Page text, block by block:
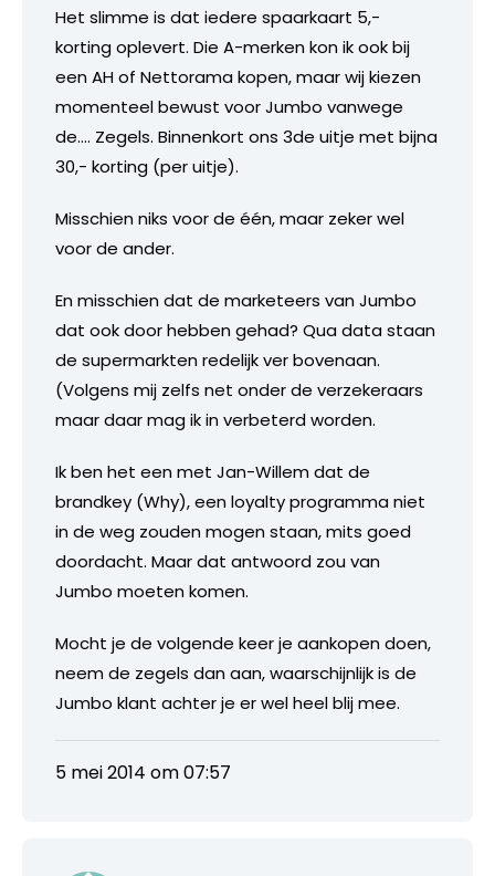
Het slimme is dat iedere spaarkaart 5,-
korting oplevert. Die A-merken kon ik ook bij
een AH of Nettorama kopen, maar wij kiezen
momenteel bewust voor Jumbo vanwege
de…. Zegels. Binnenkort ons 3de uitje met bijna
30,- korting (per uitje).
Misschien niks voor de één, maar zeker wel
voor de ander.
En misschien dat de marketeers van Jumbo
dat ook door hebben gehad? Qua data staan
de supermarkten redelijk ver bovenaan.
(Volgens mij zelfs net onder de verzekeraars
maar daar mag ik in verbeterd worden.
Ik ben het een met Jan-Willem dat de
brandkey (Why), een loyalty programma niet
in de weg zouden mogen staan, mits goed
doordacht. Maar dat antwoord zou van
Jumbo moeten komen.
Mocht je de volgende keer je aankopen doen,
neem de zegels dan aan, waarschijnlijk is de
Jumbo klant achter je er wel heel blij mee.
5 mei 2014 om 07:57